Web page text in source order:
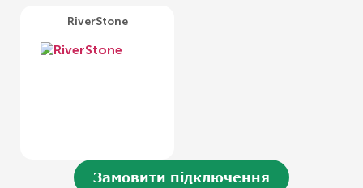
RiverStone
Замовити підключення